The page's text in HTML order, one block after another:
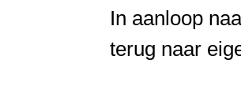
In aanloop
terug naar